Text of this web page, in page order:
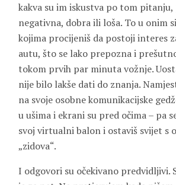
kakva su im iskustva po tom
negativna, dobra ili loša. To u onim
kojima procijeniš da postoji interes
autu, što se lako prepozna i
tokom prvih par minuta vožnje.
nije bilo lakše dati do znanja.
na svoje osobne komunikacijske
u ušima i ekrani su pred očima – pa
svoj virtualni balon i ostaviš svijet s
„zidova“.
I odgovori su očekivano predvidljivi.